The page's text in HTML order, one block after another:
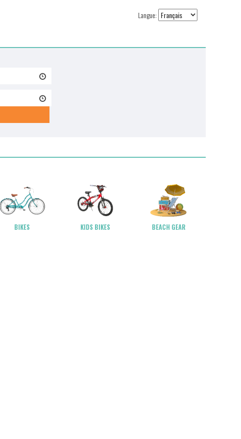
Langue:
BIKES KIDS BIKES BEACH GEAR